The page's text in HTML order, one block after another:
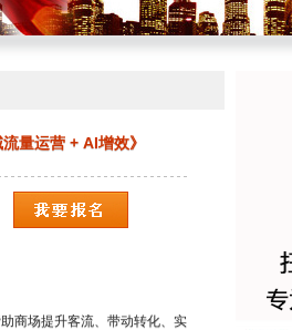
量运营 + AI增效》
商场提升客流、带动转化、实